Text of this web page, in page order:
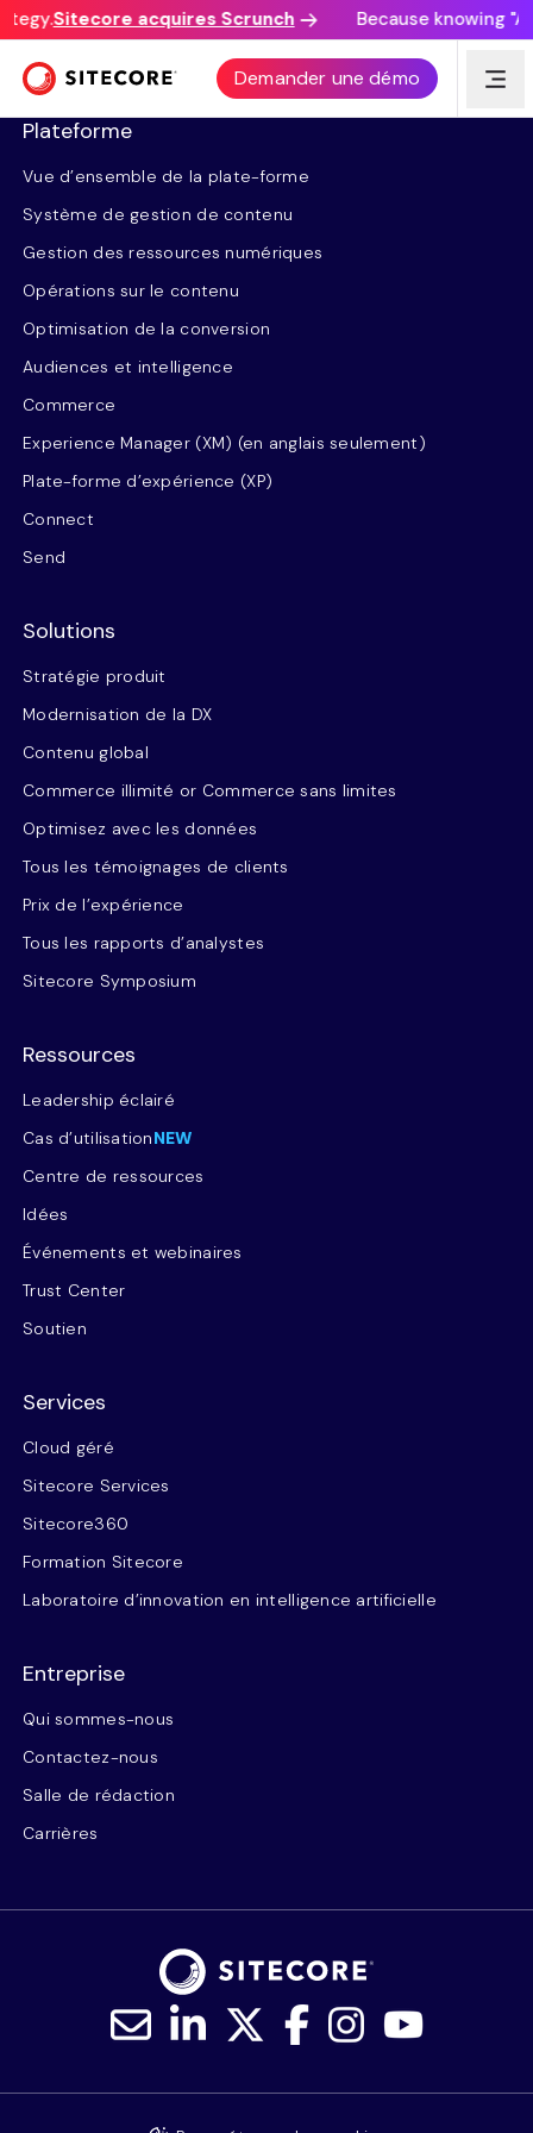
Sitecore acquires Scrunch Because knowing
Demander une démo
Plateforme
Vue d’ensemble de la plate-forme
Système de gestion de contenu
Gestion des ressources numériques
Opérations sur le contenu
Optimisation de la conversion
Audiences et intelligence
Commerce
Experience Manager (XM) (en anglais seulement)
Plate-forme d’expérience (XP)
Connect
Send
Solutions
Stratégie produit
Modernisation de la DX
Contenu global
Commerce illimité or Commerce sans limites
Optimisez avec les données
Tous les témoignages de clients
Prix de l’expérience
Tous les rapports d’analystes
Sitecore Symposium
Ressources
Leadership éclairé
Cas d’utilisationNEW
Centre de ressources
Idées
Événements et webinaires
Trust Center
Soutien
Services
Cloud géré
Sitecore Services
Sitecore360
Formation Sitecore
Laboratoire d’innovation en intelligence artificielle
Entreprise
Qui sommes-nous
Contactez-nous
Salle de rédaction
Carrières